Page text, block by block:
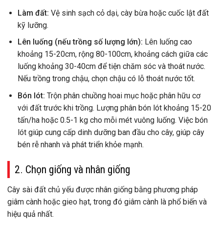
Làm đất: Vệ sinh sạch cỏ dại, cày bừa hoặc cuốc lật đất
kỹ lưỡng.
Lên luống (nếu trồng số lượng lớn): Lên luống cao
khoảng 15-20cm, rộng 80-100cm, khoảng cách giữa các
luống khoảng 30-40cm để tiện chăm sóc và thoát nước.
Nếu trồng trong chậu, chọn chậu có lỗ thoát nước tốt.
Bón lót: Trộn phân chuồng hoai mục hoặc phân hữu cơ
với đất trước khi trồng. Lượng phân bón lót khoảng 15-20
tấn/ha hoặc 0.5-1 kg cho mỗi mét vuông luống. Việc bón
lót giúp cung cấp dinh dưỡng ban đầu cho cây, giúp cây
bén rễ nhanh và phát triển khỏe mạnh.
2. Chọn giống và nhân giống
Cây sài đất chủ yếu được nhân giống bằng phương pháp
giâm cành hoặc gieo hạt, trong đó giâm cành là phổ biến và
hiệu quả nhất.